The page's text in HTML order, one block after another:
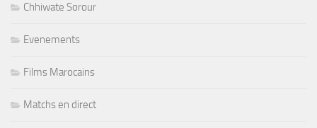
Chhiwate Sorour
Evenements
Films Marocains
Matchs en direct